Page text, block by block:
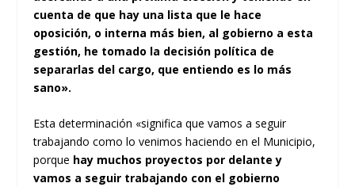
cuenta de que hay una lista que le hace
oposición, o interna más bien, al gobierno a esta
gestión, he tomado la decisión política de
separarlas del cargo, que entiendo es lo más
sano».
Esta determinación «significa que vamos a seguir
trabajando como lo venimos haciendo en el Municipio,
porque hay muchos proyectos por delante y
vamos a seguir trabajando con el gobierno